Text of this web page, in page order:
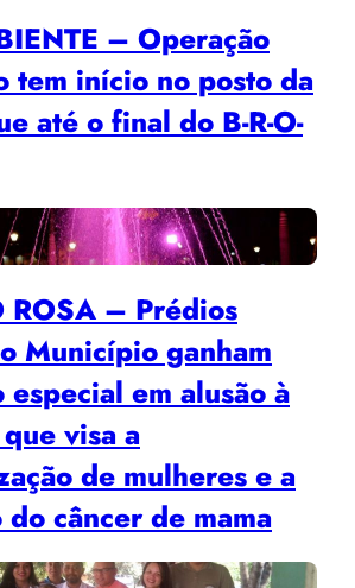
– Operação
tem início no posto da
até o final do B-R-O-
ROSA – Prédios
Município ganham
especial em alusão à
visa a
de mulheres e a
câncer de mama